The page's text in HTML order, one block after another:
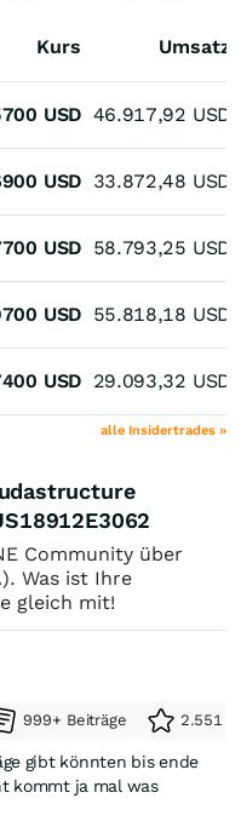
Kurs Umsatz
USD 46.917,92 USD
USD 33.872,48 USD
USD 58.793,25 USD
USD 55.818,18 USD
USD 29.093,32 USD
alle Insidertrades »
Community über
Was ist Ihre
gleich mit!
999+ Beiträge 2.551
gibt könnten bis ende